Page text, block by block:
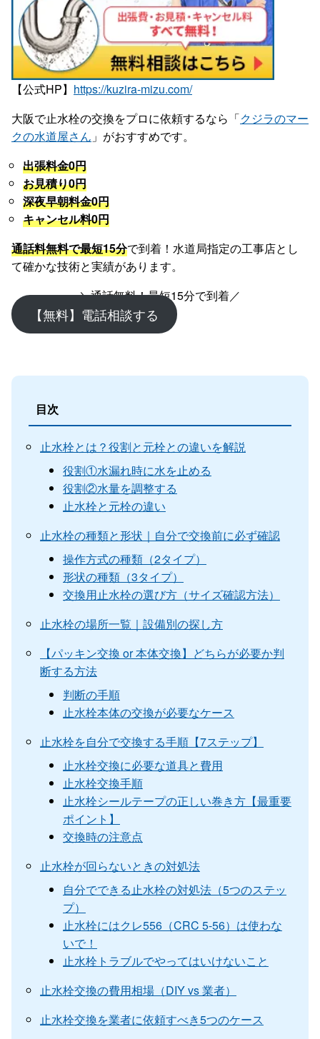
【公式HP】 https://kuzira-mizu.com/
大阪で止水栓の交換をプロに依頼するなら「クジラのマー
クの水道屋さん 」がおすすめです。
出張料金0円
お見積り0円
深夜早朝料金0円
キャンセル料0円
通話料無料で最短15分で到着！水道局指定の工事店とし
て確かな技術と実績があります。
＼通話無料！最短15分で到着／
【無料】電話相談する
目次
止水栓とは？役割と元栓との違いを解説
役割①水漏れ時に水を止める
役割②水量を調整する
止水栓と元栓の違い
止水栓の種類と形状｜自分で交換前に必ず確認
操作方式の種類（2タイプ）
形状の種類（3タイプ）
交換用止水栓の選び方（サイズ確認方法）
止水栓の場所一覧｜設備別の探し方
【パッキン交換 or 本体交換】どちらが必要か判
断する方法
判断の手順
止水栓本体の交換が必要なケース
止水栓を自分で交換する手順【7ステップ】
止水栓交換に必要な道具と費用
止水栓交換手順
止水栓シールテープの正しい巻き方【最重要
ポイント】
交換時の注意点
止水栓が回らないときの対処法
自分でできる止水栓の対処法（5つのステッ
プ）
止水栓にはクレ556（CRC 5-56）は使わな
いで！
止水栓トラブルでやってはいけないこと
止水栓交換の費用相場（DIY vs 業者）
止水栓交換を業者に依頼すべき5つのケース